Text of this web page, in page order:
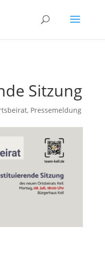
Sitzung
, Pressemeldung